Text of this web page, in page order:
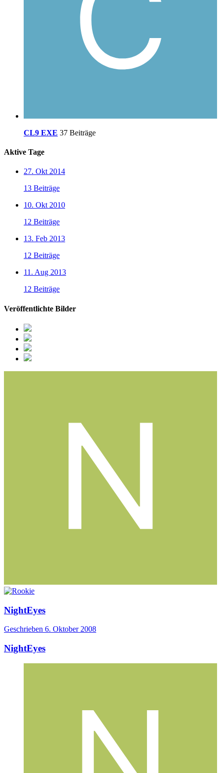
CL9 EXE 37 Beiträge
Aktive Tage
27. Okt 2014
13 Beiträge
10. Okt 2010
12 Beiträge
13. Feb 2013
12 Beiträge
11. Aug 2013
12 Beiträge
Veröffentlichte Bilder
NightEyes
Geschrieben 6. Oktober 2008
NightEyes